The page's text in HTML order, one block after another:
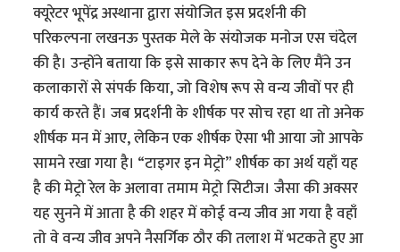
क्यूरेटर भूपेंद्र अस्थाना द्वारा संयोजित इस प्रदर्शनी की
परिकल्पना लखनऊ पुस्तक मेले के संयोजक मनोज एस चंदेल
की है। उन्होंने बताया कि इसे साकार रूप देने के लिए मैंने उन
कलाकारों से संपर्क किया, जो विशेष रूप से वन्य जीवों पर ही
कार्य करते हैं। जब प्रदर्शनी के शीर्षक पर सोच रहा था तो अनेक
शीर्षक मन में आए, लेकिन एक शीर्षक ऐसा भी आया जो आपके
सामने रखा गया है। “टाइगर इन मेट्रो” शीर्षक का अर्थ यहाँ यह
है की मेट्रो रेल के अलावा तमाम मेट्रो सिटीज। जैसा की अक्सर
यह सुनने में आता है की शहर में कोई वन्य जीव आ गया है वहाँ
तो वे वन्य जीव अपने नैसर्गिक ठौर की तलाश में भटकते हुए आ